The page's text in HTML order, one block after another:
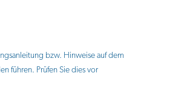
bzw. Hinweise auf dem
führen. Prüfen Sie dies vor